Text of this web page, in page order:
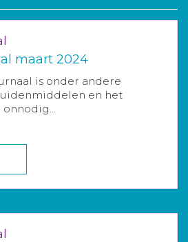
maart 2024
is onder andere
en het